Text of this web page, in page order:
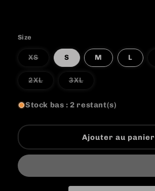
Size
XSVariante
épuisée
indisponible
S M L
2XLVariante
indisponible
3XLVariante
indisponible
Stock bas : 2 restant(s)
Ajouter au panier